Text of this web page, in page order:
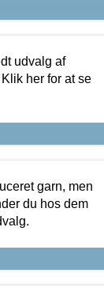
udvalg af
her for at se
garn, men
du hos dem